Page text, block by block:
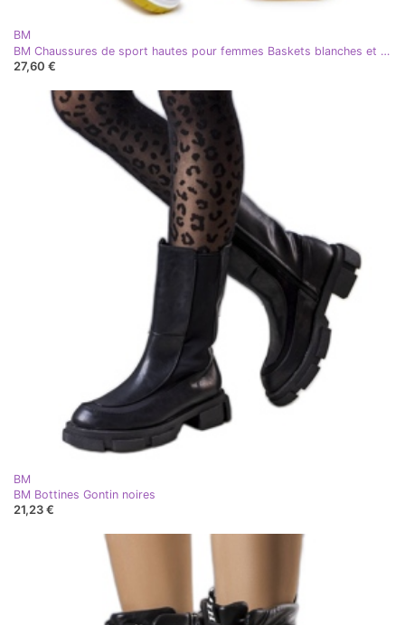
BM
BM Chaussures de sport hautes pour femmes Baskets blanches et beiges Rumeur
27,60 €
BM
BM Bottines Gontin noires
21,23 €